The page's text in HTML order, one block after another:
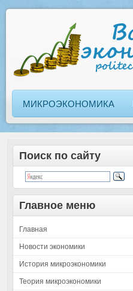
МИКРОЭКОНОМИКА
Поиск по сайту
Главное меню
Главная
Новости экономики
История микроэкономики
Теория микроэкономики